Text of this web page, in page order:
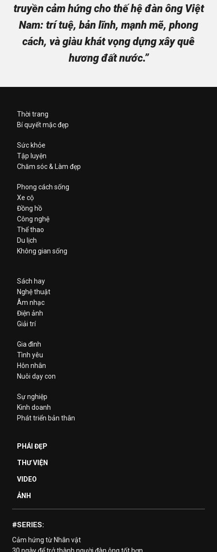
truyền cảm hứng cho thế hệ đàn ông Việt
Nam: trí tuệ, bản lĩnh, mạnh mẽ, phong
cách, và giàu khát vọng dựng xây quê
hương đất nước.”
Thời trang
Bí quyết mặc đẹp
Sức khỏe
Tập luyện
Chăm sóc & Làm đẹp
Phong cách sống
Xe cộ
Đồng hồ
Công nghệ
Thể thao
Du lịch
Không gian sống
Sách hay
Nghệ thuật
Âm nhạc
Điện ảnh
Giải trí
Gia đình
Tình yêu
Hôn nhân
Nuôi dạy con
Sự nghiệp
Kinh doanh
Phát triển bản thân
PHÁI ĐẸP
THƯ VIỆN
VIDEO
ẢNH
#SERIES:
Cảm hứng từ Nhân vật